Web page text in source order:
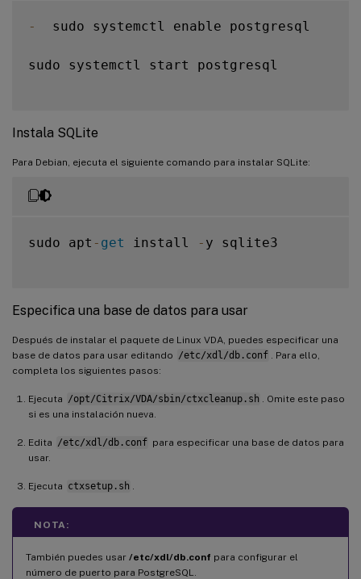
-
  sudo systemctl enable postgresql
sudo systemctl start postgresql
Instala SQLite
Para Debian, ejecuta el siguiente comando para instalar SQLite:
sudo apt - get install - y sqlite3
Especifica una base de datos para usar
Después de instalar el paquete de Linux VDA, puedes especificar una
base de datos para usar editando /etc/xdl/db.conf
. Para ello,
completa los siguientes pasos:
Ejecuta /opt/Citrix/VDA/sbin/ctxcleanup.sh
. Omite este paso
si es una instalación nueva.
Edita /etc/xdl/db.conf para especificar una base de datos para
usar.
Ejecuta ctxsetup.sh
NOTA:
También puedes usar /etc/xdl/db.conf para configurar el
número de puerto para PostgreSQL.